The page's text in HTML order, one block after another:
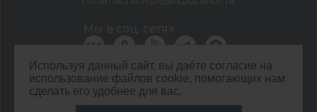
Используя данный сайт, вы даёте согласие на
использование файлов cookie, помогающих нам
сделать его удобнее для вас.
КДМ Воронеж
г. Воронеж, Солнечная, 8а
Мы в соц. сетях